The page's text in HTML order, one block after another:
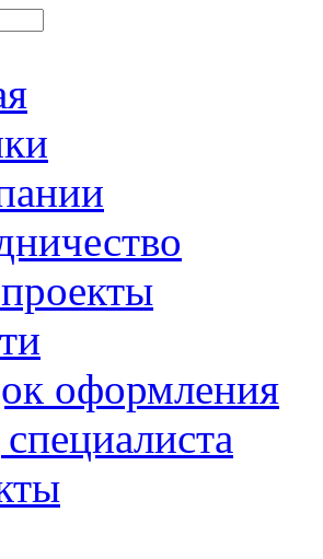
оформления